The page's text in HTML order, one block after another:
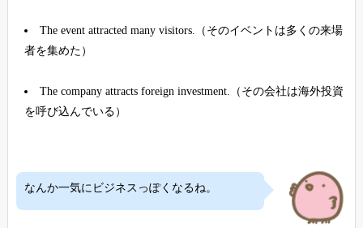
The event attracted many visitors.（そのイベントは多くの来場
者を集めた）
The company attracts foreign investment.（その会社は海外投資
を呼び込んでいる）
なんか一気にビジネスっぽくなるね。